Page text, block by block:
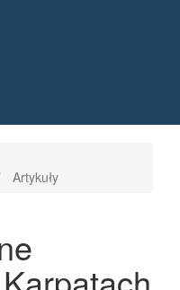
Artykuły